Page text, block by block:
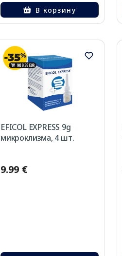
В корзину
EFICOL EXPRESS 9g
микроклизма, 4 шт.
9.99 €